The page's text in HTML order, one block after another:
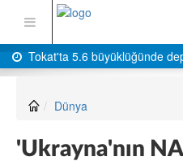
Tokat'ta 5.6 büyüklüğünde
Dünya
'Ukrayna'nın